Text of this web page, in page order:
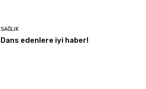
SAĞLIK
Dans edenlere iyi haber!